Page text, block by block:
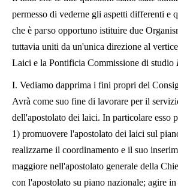
permesso di vederne gli aspetti differenti e
che è paгso opportuno istituire due
tuttavia uniti da un'unica direzione al
Laici e la Pontificia Commissione di studio
I. Vediamo dapprima i fini propri del
Avrà come suo fine di lavorare per il
dell'apostolato dei laici. In particolare esso
1) promuovere l'apostolato dei laici sul
realizzarne il coordinamento e il suo
maggiore nell'apostolato generale della
con l'apostolato su piano nazionale; agire in